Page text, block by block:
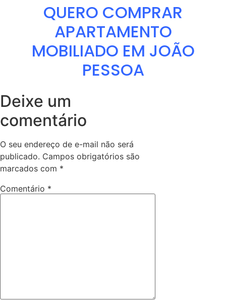
QUERO COMPRAR
APARTAMENTO
MOBILIADO EM JOÃO
PESSOA
Deixe um
comentário
O seu endereço de e-mail não será
publicado. Campos obrigatórios são
marcados com *
Comentário *